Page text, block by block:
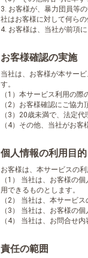
3. お客様が、暴力団員等
社はお客様に対して何ら
4. お客様は、当社が前項
お客様確認の実施
当社は、お客様が本サー
す。
（1）本サービス利用の
（2）お客様確認にご協力
（3）20歳未満で、法定
（4）その他、当社がお
個人情報の利用目
お客様は、本サービスの
（1） 当社は、お客様の
用できるものとします。
（2） 当社は、本サービ
（3） 当社は、お客様の
（4） 当社は、お問合せ
責任の範囲